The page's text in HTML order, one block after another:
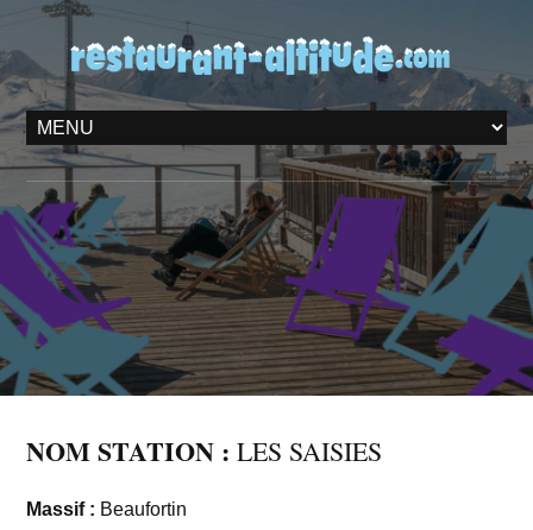
NOM STATION : LES SAISIES
Massif : Beaufortin